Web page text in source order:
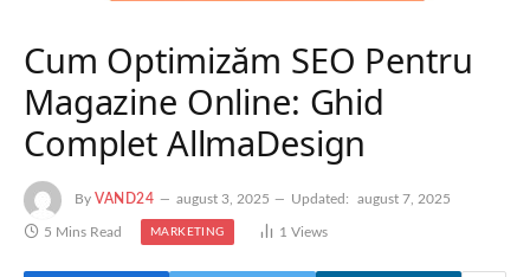
Cum Optimizăm SEO Pentru
Magazine Online: Ghid
Complet AllmaDesign
By VAND24 august 3, 2025 Updated: august 7, 2025
5 Mins Read MARKETING 1 Views